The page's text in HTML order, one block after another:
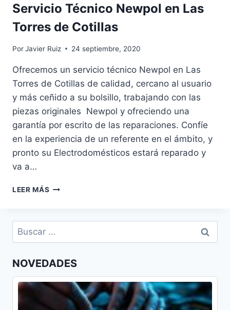
Servicio Técnico Newpol en Las
Torres de Cotillas
PorJavier Ruiz 24 septiembre, 2020
Ofrecemos un servicio técnico Newpol en Las
Torres de Cotillas de calidad, cercano al usuario
y más ceñido a su bolsillo, trabajando con las
piezas originales Newpol y ofreciendo una
garantía por escrito de las reparaciones. Confíe
en la experiencia de un referente en el ámbito, y
pronto su Electrodomésticos estará reparado y
va a…
LEER MÁS SERVICIO
EN
TORRES
COTILLAS
Buscar:
NOVEDADES